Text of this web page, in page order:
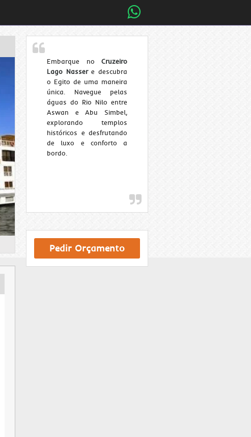
Embarque no Cruzeiro
Lago Nassere descubra
o Egito de uma maneira
única. Navegue pelas
águas do Rio Nilo entre
Aswan e Abu Simbel,
explorando templos
históricos e desfrutando
de luxo e conforto a
bordo.
Pedir Orçamento